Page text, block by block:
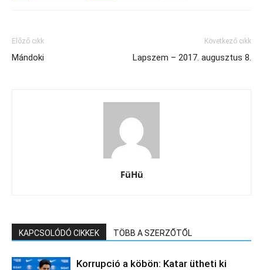
Előző cikk
Mándoki
Következő cikk
Lapszem – 2017. augusztus 8.
FüHü
KAPCSOLÓDÓ CIKKEK TÖBB A SZERZŐTŐL
Korrupció a köbön: Katar ütheti ki